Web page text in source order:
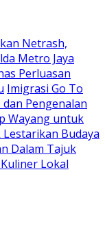
Netrash,
Metro Jaya
Perluasan
Imigrasi Go To
dan Pengenalan
Wayang untuk
Budaya
Dalam Tajuk
Lokal